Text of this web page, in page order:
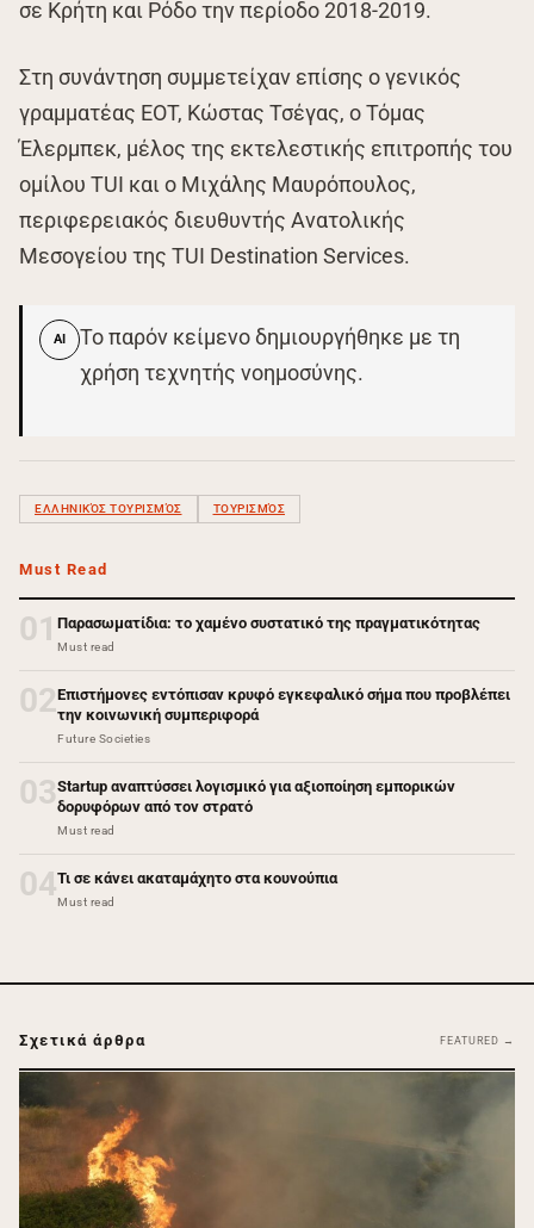
σε Κρήτη και Ρόδο την περίοδο 2018-2019.
Στη συνάντηση συμμετείχαν επίσης ο γενικός
γραμματέας ΕΟΤ, Κώστας Τσέγας, ο Τόμας
Έλερμπεκ, μέλος της εκτελεστικής επιτροπής του
ομίλου TUI και ο Μιχάλης Μαυρόπουλος,
περιφερειακός διευθυντής Ανατολικής
Μεσογείου της TUI Destination Services.
AI
Το παρόν κείμενο δημιουργήθηκε με τη
χρήση τεχνητής νοημοσύνης.
ΕΛΛΗΝΙΚΌΣ ΤΟΥΡΙΣΜΌΣ ΤΟΥΡΙΣΜΌΣ
Must Read
01 Παρασωματίδια: το χαμένο συστατικό της πραγματικότητας
Must read
02Επιστήμονες εντόπισαν κρυφό εγκεφαλικό σήμα που προβλέπει
την κοινωνική συμπεριφορά
Future Societies
03Startup αναπτύσσει λογισμικό για αξιοποίηση εμπορικών
δορυφόρων από τον στρατό
Must read
04Τι σε κάνει ακαταμάχητο στα κουνούπια
Must read
Σχετικά άρθρα FEATURED →